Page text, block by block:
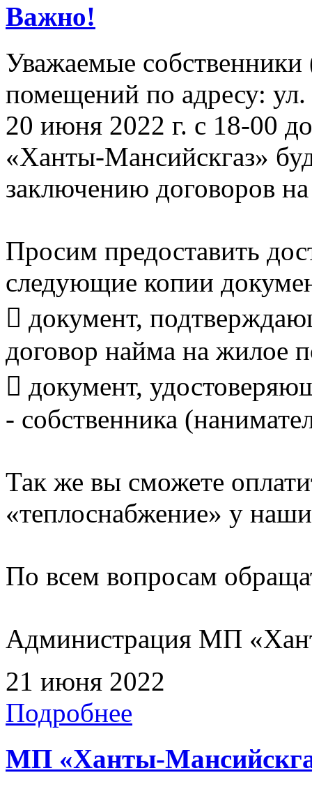
Важно!
Уважаемые
помещений по адресу:
20 июня 2022 г. с 18-00
«Ханты-Мансийскгаз»
заключению договоров
Просим предоставить
следующие копии
 документ,
договор найма на жилое
 документ,
- собственника
Так же вы сможете
«теплоснабжение» у
По всем вопросам
Администрация МП
21 июня 2022
Подробнее
МП «Ханты-